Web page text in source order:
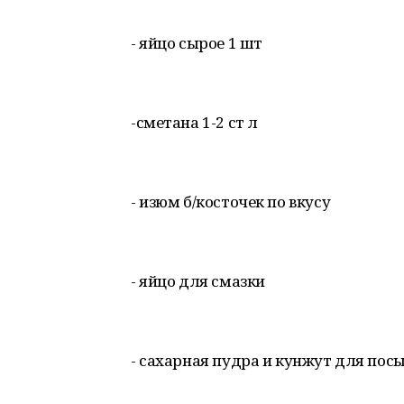
- яйцо сырое 1 шт
-сметана 1-2 ст л
- изюм б/косточек по вкусу
- яйцо для смазки
- сахарная пудра и кунжут для